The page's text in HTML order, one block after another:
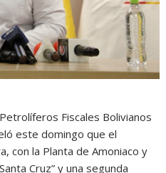
Fiscales Bolivianos
este domingo que el
con la Planta de Amoniaco y
Cruz” y una segunda